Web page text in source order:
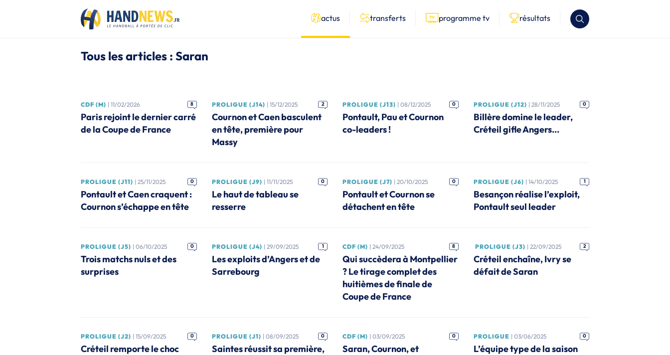
actus transferts programme tv résultats
Tous les articles : Saran
CDF (M) | 11/02/2026 8
Paris rejoint le dernier carré
de la Coupe de France
PROLIGUE (J14) | 15/12/2025 2
Cournon et Caen basculent
en tête, première pour
Massy
PROLIGUE (J13) | 08/12/2025 0
Pontault, Pau et Cournon
co-leaders !
PROLIGUE (J12) | 28/11/2025 0
Billère domine le leader,
Créteil gifle Angers...
PROLIGUE (J11) | 25/11/2025 0
Pontault et Caen craquent :
Cournon s’échappe en tête
PROLIGUE (J9) | 11/11/2025 0
Le haut de tableau se
resserre
PROLIGUE (J7) | 20/10/2025 0
Pontault et Cournon se
détachent en tête
PROLIGUE (J6) | 14/10/2025 1
Besançon réalise l’exploit,
Pontault seul leader
PROLIGUE (J5) | 06/10/2025 0
Trois matchs nuls et des
surprises
PROLIGUE (J4) | 29/09/2025 1
Les exploits d’Angers et de
Sarrebourg
CDF (M) | 24/09/2025 8
Qui succèdera à Montpellier
? Le tirage complet des
huitièmes de finale de
Coupe de France
PROLIGUE (J3) | 22/09/2025 2
Créteil enchaîne, Ivry se
défait de Saran
PROLIGUE (J2) | 15/09/2025 0
Créteil remporte le choc
PROLIGUE (J1) | 08/09/2025 0
Saintes réussit sa première,
CDF (M) | 03/09/2025 0
Saran, Cournon, et
PROLIGUE | 03/06/2025 0
L’équipe type de la saison